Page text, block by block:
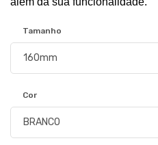
Tamanho
Cor